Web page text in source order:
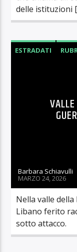
delle istituzioni
ESTRADATI
Barbara Schiavulli
MARZO 24, 2026
Nella valle
Libano ferito
sotto attacco.